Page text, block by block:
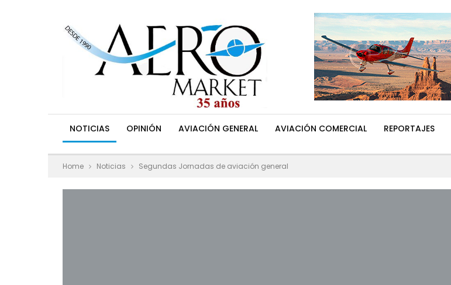
NOTICIAS OPINIÓN AVIACIÓN GENERAL AVIACIÓN COMERCIAL REPORTAJES
Home Noticias Segundas Jornadas de aviación general